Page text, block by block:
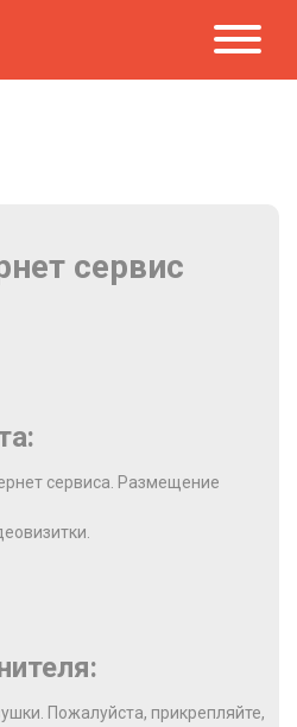
сервис
сервиса. Размещение
Пожалуйста, прикрепляйте,